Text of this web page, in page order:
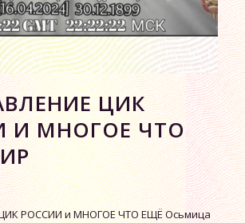
ЦИК
И МНОГОЕ ЧТО
РОССИИ и МНОГОЕ ЧТО ЕЩЁ Осьмица